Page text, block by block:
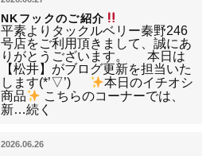
NKフックのご紹介
平素よりタックルベリー秦野246
号店をご利用頂きまして、誠にあ
りがとうございます。 本日は
【松井】がブログ更新を担当いた
します(*’▽’)
本日のイチオシ
商品
こちらのコーナーでは、
新…続く
2026.06.26